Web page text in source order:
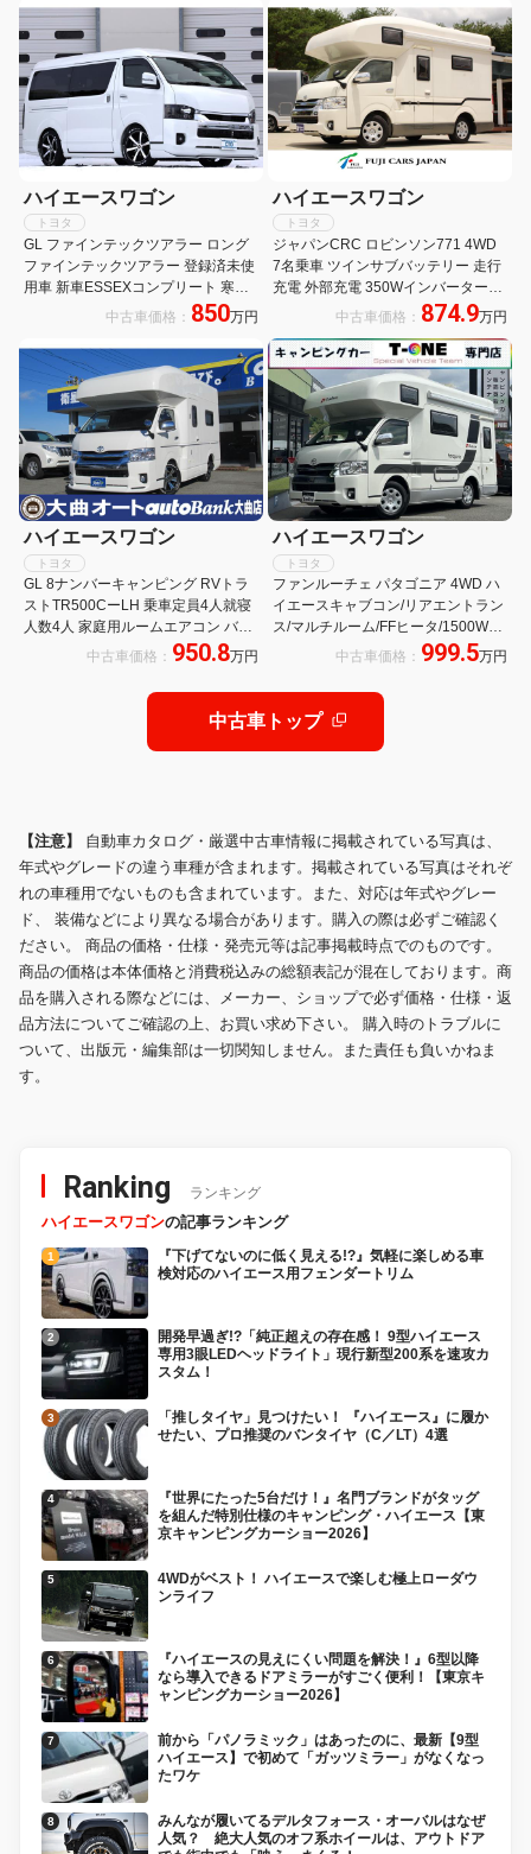
リーン・マルチルーム・フルセグナ
ビ・デジタルミラー
ETC 常時モニター サイドオーニング
地デジチューナー
ハイエースワゴン
トヨタ
GL ファインテックツアラー ロング
ファインテックツアラー 登録済未使
用車 新車ESSEXコンプリート 寒冷
地仕様 パノラミックビュー 両側パワ
スラ パワーバックドア 運助イージー
クローズ ESSEXエアロ 玄武ローダ
ウン
中古車価格： 850万円
ハイエースワゴン
トヨタ
ジャパンCRC ロビンソン771 4WD
7名乗車 ツインサブバッテリー 走行
充電 外部充電 350Wインバーター
FFヒーター 冷蔵庫 TV マックスファ
ン サイドオーニング メモリーナビ
バックカメラ キャンピングカー
中古車価格： 874.9万円
ハイエースワゴン
トヨタ
GL 8ナンバーキャンピング RVトラ
ストTR500CーLH 乗車定員4人就寝
人数4人 家庭用ルームエアコン バン
クベッド ソファー ベッド テーブル
中古車価格： 950.8万円
ハイエースワゴン
トヨタ
ファンルーチェ パタゴニア 4WD ハ
イエースキャブコン/リアエントラン
ス/マルチルーム/FFヒータ/1500Wイ
ンバータ/ツインサブBT/MAXFAN/サ
ショックアブソーバー・スタビライ
ザー
中古車価格： 999.5万円
中古車トップ
【注意】 自動車カタログ・厳選中古車情報に掲載されている写真は、
年式やグレードの違う車種が含まれます。掲載されている写真はそれぞ
れの車種用でないものも含まれています。また、対応は年式やグレー
ド、 装備などにより異なる場合があります。購入の際は必ずご確認く
ださい。 商品の価格・仕様・発売元等は記事掲載時点でのものです。
商品の価格は本体価格と消費税込みの総額表記が混在しております。商
品を購入される際などには、メーカー、ショップで必ず価格・仕様・返
品方法についてご確認の上、お買い求め下さい。 購入時のトラブルに
ついて、出版元・編集部は一切関知しません。また責任も負いかねま
す。
Ranking ランキング
ハイエースワゴンの記事ランキング
『下げてないのに低く見える!?』気軽に楽しめる車
検対応のハイエース用フェンダートリム
開発早過ぎ!?「純正超えの存在感！ 9型ハイエース
専用3眼LEDヘッドライト」現行新型200系を速攻カ
スタム！
「推しタイヤ」見つけたい！ 『ハイエース』に履か
せたい、プロ推奨のバンタイヤ（C／LT）4選
『世界にたった5台だけ！』名門ブランドがタッグ
を組んだ特別仕様のキャンピング・ハイエース【東
京キャンピングカーショー2026】
4WDがベスト！ ハイエースで楽しむ極上ローダウ
ンライフ
『ハイエースの見えにくい問題を解決！』6型以降
なら導入できるドアミラーがすごく便利！【東京キ
ャンピングカーショー2026】
前から「パノラミック」はあったのに、最新【9型
ハイエース】で初めて「ガッツミラー」がなくなっ
たワケ
みんなが履いてるデルタフォース・オーバルはなぜ
人気？ 絶大人気のオフ系ホイールは、アウトドア